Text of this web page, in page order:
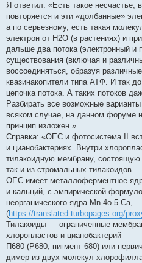
е
Я ответил: «Есть такое несчастье,
повторяется и эти «долбанные»
а по серьезному, есть такая
электрон от Н2О (в растениях) и
дальше два потока (электронный и
существования (включая и
воссоединяться, образуя
квазинакопители типа АТФ. И так
цепочка потока. А таких потоков
Разбирать все возможные
всяком случае, на данном форуме
принцип изложен.»
Справка: «OEC и фотосистема II
и цианобактериях. Внутри
тилакоидную мембрану, состоящую
так и из стромальных тилакоидов.
OEC имеет металлоферментное
и кальций, с эмпирической
неорганического ядра Mn 4o 5 Ca,
(https://translated.turbopages.org/
Тилакоиды — ограниченные
хлоропластов и цианобактерий
П680 (P680, пигмент 680) или
димер из двух молекул